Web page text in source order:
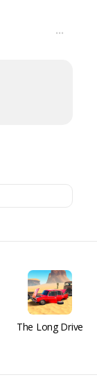
···
The Long Drive